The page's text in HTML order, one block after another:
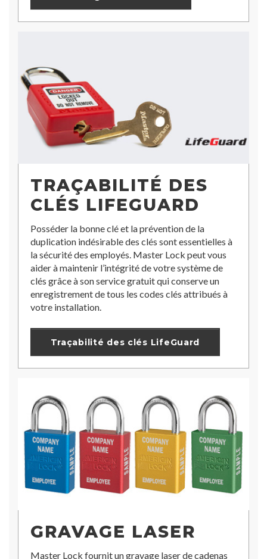
TRAÇABILITÉ DES
CLÉS LIFEGUARD
Posséder la bonne clé et la prévention de la
duplication indésirable des clés sont essentielles à
la sécurité des employés. Master Lock peut vous
aider à maintenir l’intégrité de votre système de
clés grâce à son service gratuit qui conserve un
enregistrement de tous les codes clés attribués à
votre installation.
Traçabilité des clés LifeGuard
GRAVAGE LASER
Master Lock fournit un gravage laser de cadenas